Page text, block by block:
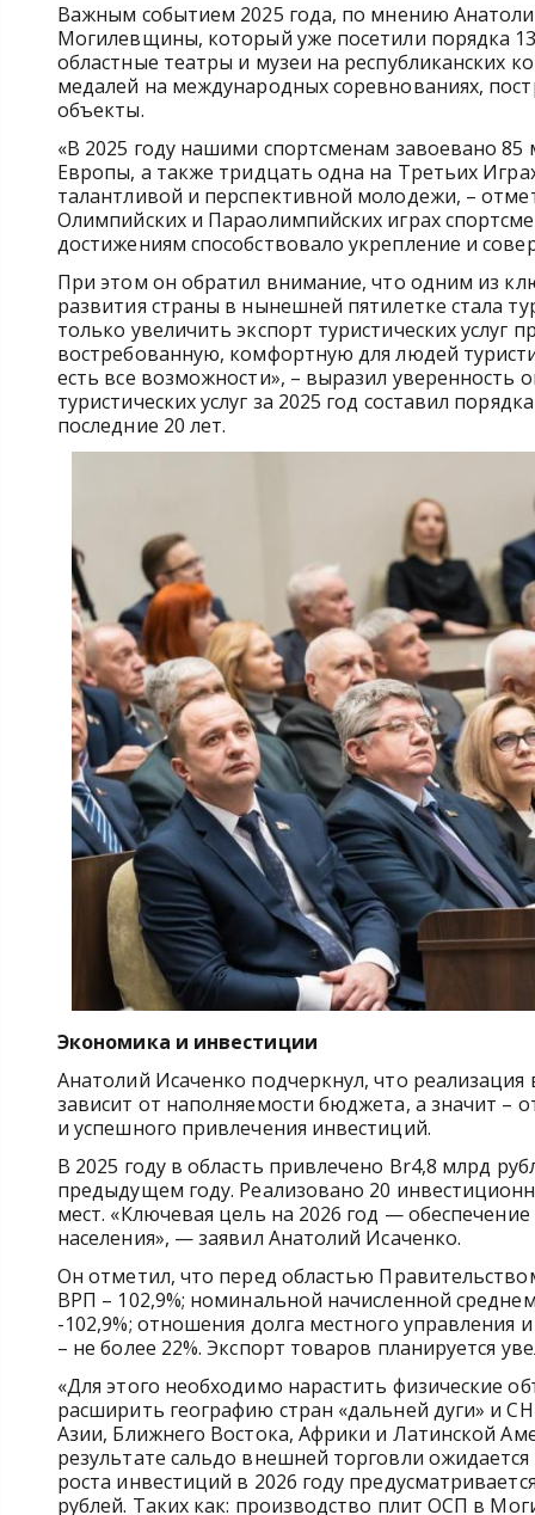
Важным событием 2025 года, по мнению
Могилевщины, который уже посетили порядка
областные театры и музеи на республиканских
медалей на международных соревнованиях,
объекты.
«В 2025 году нашими спортсменам завоевано
Европы, а также тридцать одна на Третьих
талантливой и перспективной молодежи, –
Олимпийских и Параолимпийских играх
достижениям способствовало укрепление и
При этом он обратил внимание, что одним из
развития страны в нынешней пятилетке стала
только увеличить экспорт туристических услуг
востребованную, комфортную для людей
есть все возможности», – выразил уверенность
туристических услуг за 2025 год составил
последние 20 лет.
Экономика и инвестиции
Анатолий Исаченко подчеркнул, что
зависит от наполняемости бюджета, а значит –
и успешного привлечения инвестиций.
В 2025 году в область привлечено Br4,8 млрд
предыдущем году. Реализовано 20
мест. «Ключевая цель на 2026 год —
населения», — заявил Анатолий Исаченко.
Он отметил, что перед областью
ВРП – 102,9%; номинальной начисленной
-102,9%; отношения долга местного
– не более 22%. Экспорт товаров планируется
«Для этого необходимо нарастить физические
расширить географию стран «дальней дуги» и
Азии, Ближнего Востока, Африки и Латинской
результате сальдо внешней торговли
роста инвестиций в 2026 году
рублей. Таких как: производство плит ОСП в